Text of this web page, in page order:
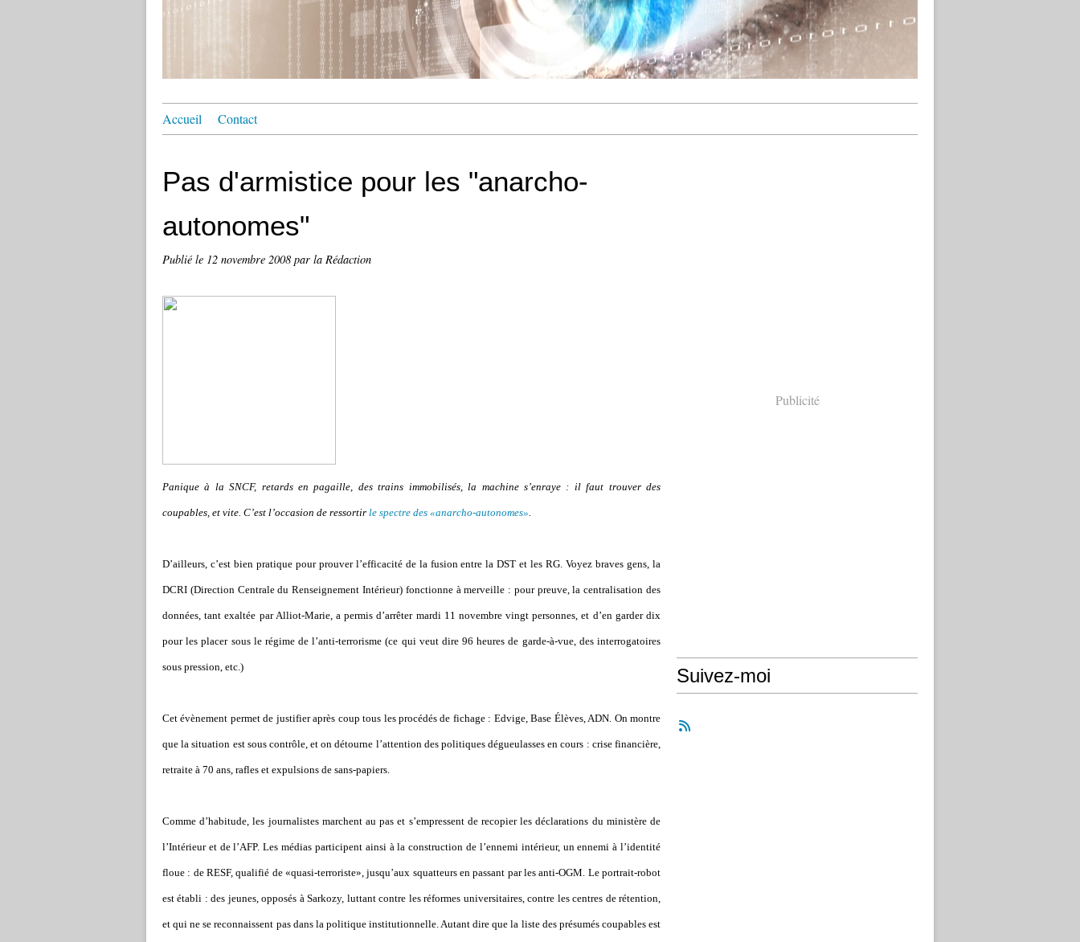
Accueil Contact
Pas d'armistice pour les "anarcho-
autonomes"
Publié le 12 novembre 2008 par la Rédaction
Panique à la SNCF, retards en pagaille, des trains immobilisés, la machine s’enraye : il faut trouver des
coupables, et vite. C’est l’occasion de ressortir le spectre des «anarcho-autonomes».
D’ailleurs, c’est bien pratique pour prouver l’efficacité de la fusion entre la DST et les RG. Voyez braves gens, la
DCRI (Direction Centrale du Renseignement Intérieur) fonctionne à merveille : pour preuve, la centralisation des
données, tant exaltée par Alliot-Marie, a permis d’arrêter mardi 11 novembre vingt personnes, et d’en garder dix
pour les placer sous le régime de l’anti-terrorisme (ce qui veut dire 96 heures de garde-à-vue, des interrogatoires
sous pression, etc.)
Cet évènement permet de justifier après coup tous les procédés de fichage : Edvige, Base Élèves, ADN. On montre
que la situation est sous contrôle, et on détourne l’attention des politiques dégueulasses en cours : crise financière,
retraite à 70 ans, rafles et expulsions de sans-papiers.
Comme d’habitude, les journalistes marchent au pas et s’empressent de recopier les déclarations du ministère de
l’Intérieur et de l’AFP. Les médias participent ainsi à la construction de l’ennemi intérieur, un ennemi à l’identité
floue : de RESF, qualifié de «quasi-terroriste», jusqu’aux squatteurs en passant par les anti-OGM. Le portrait-robot
est établi : des jeunes, opposés à Sarkozy, luttant contre les réformes universitaires, contre les centres de rétention,
et qui ne se reconnaissent pas dans la politique institutionnelle. Autant dire que la liste des présumés coupables est
Publicité
Suivez-moi